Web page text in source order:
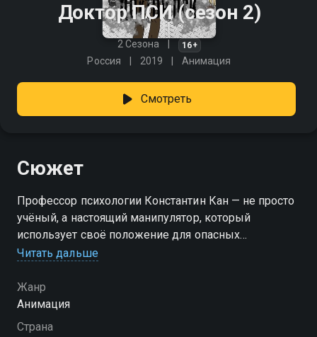
Доктор ПСИ (сезон 2)
2 Сезона 16+
Россия 2019 Анимация
Смотреть
Сюжет
Профессор психологии Константин Кан — не просто
учёный, а настоящий манипулятор, который
использует своё положение для опасных
экспериментов с чужим сознанием. С помощью
человеческого разума, исследуя чужие страхи,
фантазии и иллюзии. На первый взгляд — научная
работа, на деле — охота за загадочным артефактом,
Читать дальше
Жанр
Анимация
Страна